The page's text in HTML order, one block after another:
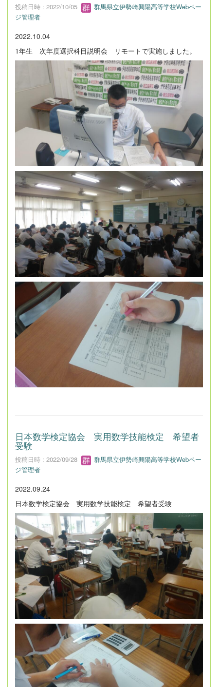
投稿日時 : 2022/10/05
群馬県立伊勢崎興陽高等学校Webペー
ジ管理者
2022.10.04
1年生 次年度選択科目説明会 リモートで実施しました。
日本数学検定協会 実用数学技能検定 希望者
受験
投稿日時 : 2022/09/28
群馬県立伊勢崎興陽高等学校Webペー
ジ管理者
2022.09.24
日本数学検定協会 実用数学技能検定 希望者受験